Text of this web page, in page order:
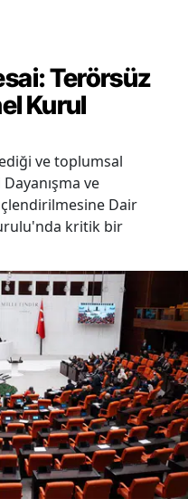
Terörsüz
Kurul
ve toplumsal
ve
Dair
kritik bir